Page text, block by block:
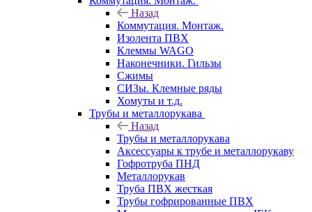
Назад
Коммутация. Монтаж.
Изолента ПВХ
Клеммы WAGO
Наконечники. Гильзы
Сжимы
СИЗы. Клемные ряды
Хомуты и т.д.
Трубы и металлорукава
Назад
Трубы и металлорукава
Аксессуары к трубе и металлорукаву
Гофротруба ПНД
Металлорукав
Труба ПВХ жесткая
Трубы гофрированные ПВХ